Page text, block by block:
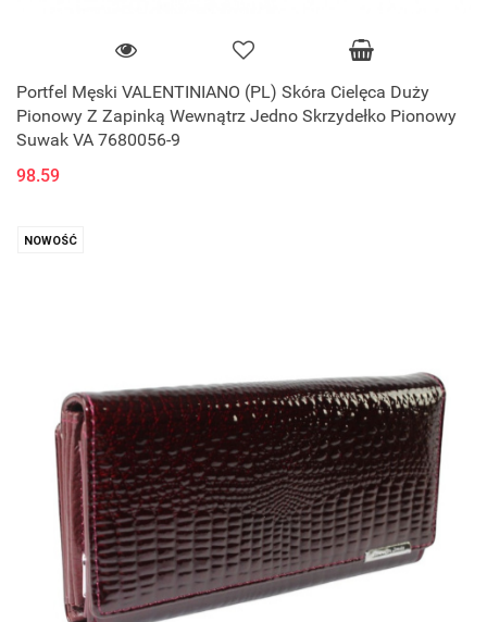
Portfel Męski VALENTINIANO (PL) Skóra Cielęca Duży
Pionowy Z Zapinką Wewnątrz Jedno Skrzydełko Pionowy
Suwak VA 7680056-9
98.59
NOWOŚĆ